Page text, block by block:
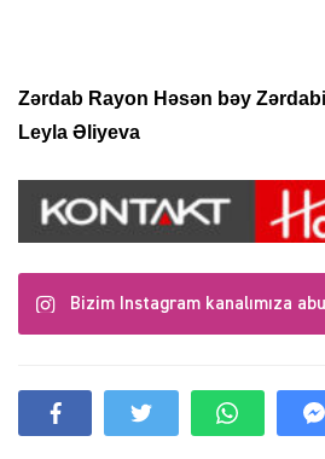
Zərdab Rayon Həsən bəy
Leyla Əliyeva
Bizim Instagram kanalımıza